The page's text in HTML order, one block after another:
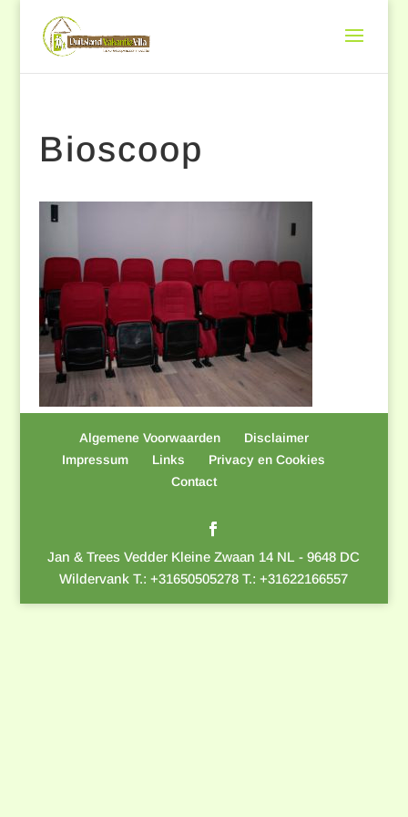
Bioscoop
Algemene Voorwaarden
Disclaimer
Impressum
Links
Privacy en Cookies
Contact
Jan & Trees Vedder Kleine Zwaan 14 NL - 9648 DC
Wildervank T.: +31650505278 T.: +31622166557